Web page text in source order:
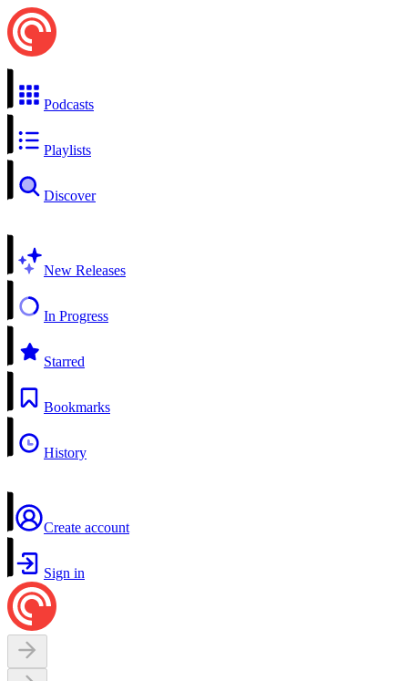
Podcasts
Playlists
Discover
New Releases
In Progress
Starred
Bookmarks
History
Create account
Sign in